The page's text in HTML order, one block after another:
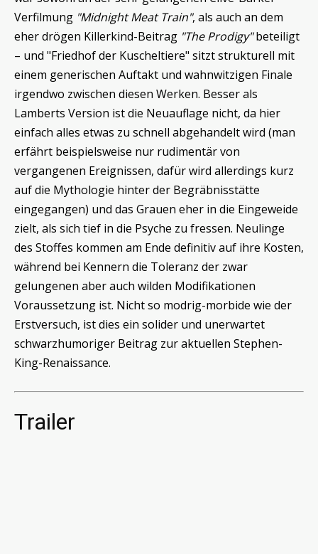
Verfilmung "Midnight Meat Train", als auch an dem
eher drögen Killerkind-Beitrag "The Prodigy"beteiligt
– und "Friedhof der Kuscheltiere" sitzt strukturell mit
einem generischen Auftakt und wahnwitzigen Finale
irgendwo zwischen diesen Werken. Besser als
Lamberts Version ist die Neuauflage nicht, da hier
einfach alles etwas zu schnell abgehandelt wird (man
erfährt beispielsweise nur rudimentär von
vergangenen Ereignissen, dafür wird allerdings kurz
auf die Mythologie hinter der Begräbnisstätte
eingegangen) und das Grauen eher in die Eingeweide
zielt, als sich tief in die Psyche zu fressen. Neulinge
des Stoffes kommen am Ende definitiv auf ihre Kosten,
während bei Kennern die Toleranz der zwar
gelungenen aber auch wilden Modifikationen
Voraussetzung ist. Nicht so modrig-morbide wie der
Erstversuch, ist dies ein solider und unerwartet
schwarzhumoriger Beitrag zur aktuellen Stephen-
King-Renaissance.
Trailer